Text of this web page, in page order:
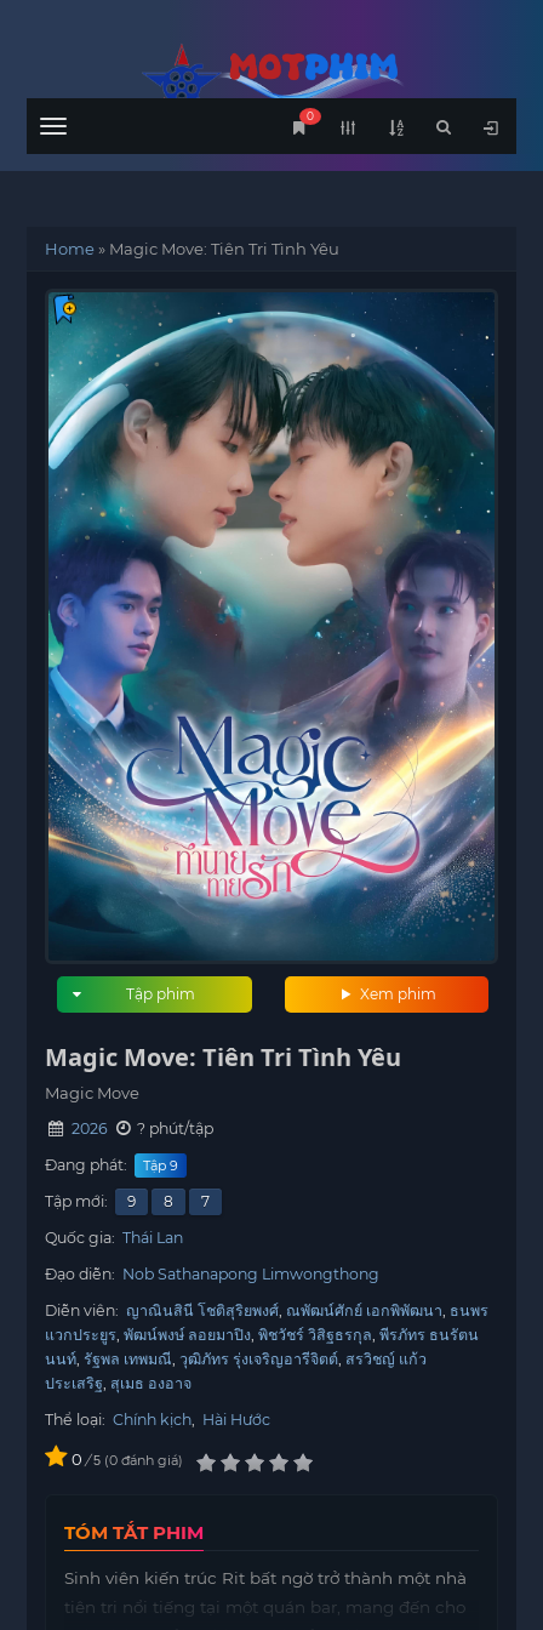
Menu
0
Home» Magic Move: Tiên Tri Tình Yêu
Xem phim
Tập phim
Magic Move: Tiên Tri Tình Yêu
Magic Move
2026
? phút/tập
Đang phát:
Tập 9
Tập mới: 9 8
7
Quốc gia: Thái Lan
Đạo diễn: Nob Sathanapong Limwongthong
Diễn viên: ญาณินสินี โชติสุริยพงศ์ ณพัฒน์ศักย์ เอกพิพัฒนา ธนพร
แวกประยูร พัฒน์พงษ์ ลอยมาปิง พิชวัชร์ วิสิฐธรกุล พีรภัทร ธนรัตน
นนท์ รัฐพล เทพมณี วุฒิภัทร รุ่งเจริญอารีจิตต์ สรวิชญ์ แก้ว
ประเสริฐ สุเมธ องอาจ
Thể loại: Chính kịch Hài Hước
0 / 5 0 đánh giá
TÓM TẮT PHIM
Sinh viên kiến trúc Rit bất ngờ trở thành một nhà
tiên tri nổi tiếng tại một quán bar, mang đến cho